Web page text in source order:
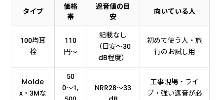
タイプ
価格
帯
遮音値の目
安
向いている人
100均耳
栓
110
円〜
記載なし
（目安〜30
dB程度）
初めて使う人・旅
行のお試し用
Molde
x・3Mな
50
0〜1,
NRR28〜33
工事現場・ライ
ブ・強い遮音が必